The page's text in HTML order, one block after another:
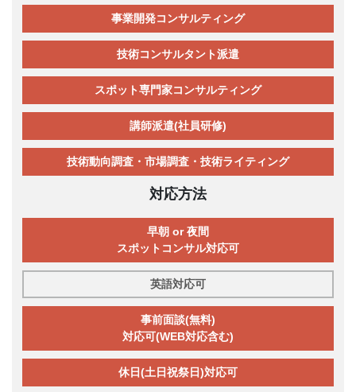
事業開発コンサルティング
技術コンサルタント派遣
スポット専門家コンサルティング
講師派遣(社員研修)
技術動向調査・市場調査・技術ライティング
対応方法
早朝 or 夜間
スポットコンサル対応可
英語対応可
事前面談(無料)
対応可(WEB対応含む)
休日(土日祝祭日)対応可